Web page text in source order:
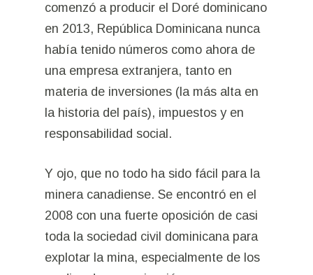
comenzó a producir el Doré dominicano
en 2013, República Dominicana nunca
había tenido números como ahora de
una empresa extranjera, tanto en
materia de inversiones (la más alta en
la historia del país), impuestos y en
responsabilidad social.
Y ojo, que no todo ha sido fácil para la
minera canadiense. Se encontró en el
2008 con una fuerte oposición de casi
toda la sociedad civil dominicana para
explotar la mina, especialmente de los